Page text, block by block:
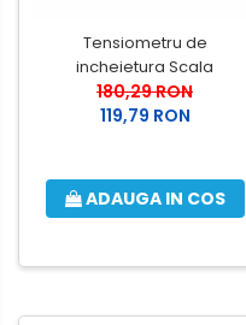
Tensiometru de
incheietura Scala
180,29 RON
119,79 RON
ADAUGA IN COS